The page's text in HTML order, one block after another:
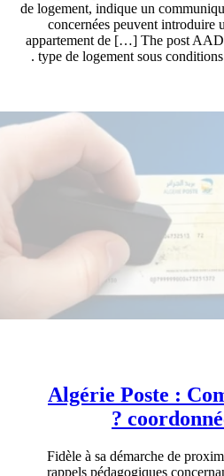
AADL 3 : possibilité
de
L’Agence nationale de
logement (AADL) a annoncé,
programme AADL3, ayant deux
l’inscription, peuvent désormais
de logement, indique un
concernées peuvent introduire
appartement de […] The post
type de logement sous